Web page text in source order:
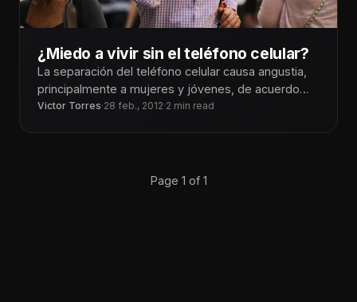
¿Miedo a vivir sin el teléfono celular?
La separación del teléfono celular causa angustia,
principalmente a mujeres y jóvenes, de acuerdo
con un estudio hecho en Inglaterra
Victor Torres·28 feb., 2012·2 min read
Page 1 of 1